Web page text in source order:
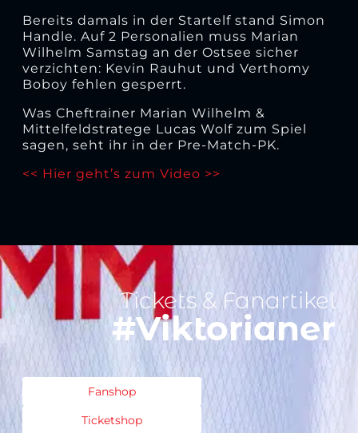
Bereits damals in der Startelf stand Simon
Handle. Auf 2 Personalien muss Marian
Wilhelm Samstag an der Ostsee sicher
verzichten: Kevin Rauhut und Verthomy
Boboy fehlen gesperrt.
Was Cheftrainer Marian Wilhelm &
Mittelfeldstratege Lucas Wolf zum Spiel
sagen, seht ihr in der Pre-Match-PK.
<< Hier geht’s zum Video >>
Tickets & Fanartikel
#Viktorianer
Fanshop
Ticketshop